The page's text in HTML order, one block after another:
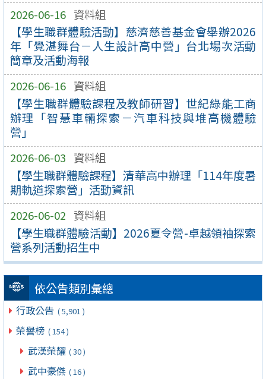
2026-06-16 資料組
【學生職群體驗活動】慈濟慈善基金會舉辦2026
年「覺湛舞台－人生設計高中營」台北場次活動
簡章及活動海報
2026-06-16 資料組
【學生職群體驗課程及教師研習】世紀綠能工商
辦理「智慧車輛探索－汽車科技與堆高機體驗
營」
2026-06-03 資料組
【學生職群體驗課程】清華高中辦理「114年度暑
期軌道探索營」活動資訊
2026-06-02 資料組
【學生職群體驗活動】2026夏令營-卓越領袖探索
營系列活動招生中
依公告類別彙總
行政公告 ( 5,901 )
榮譽榜 ( 154 )
武漢榮耀 ( 30 )
武中豪傑 ( 16 )